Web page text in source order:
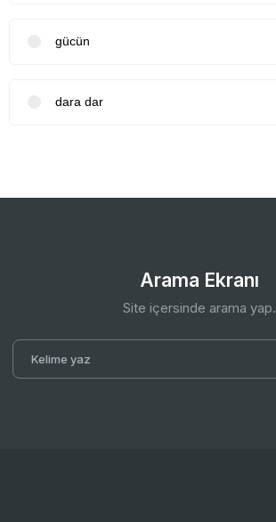
gücün
dara dar
Arama Ekranı
Site içersinde arama yap.